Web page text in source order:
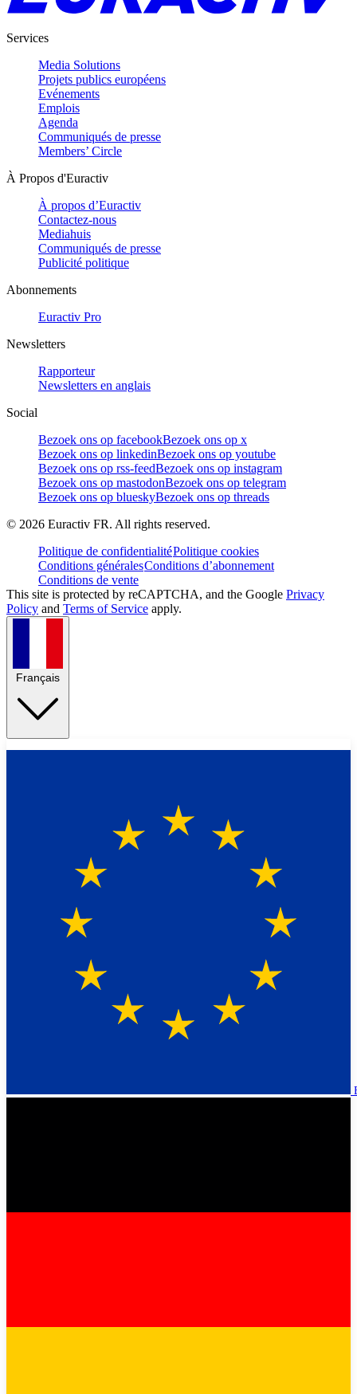
Services
Media Solutions
Projets publics européens
Evénements
Emplois
Agenda
Communiqués de presse
Members’ Circle
À Propos d'Euractiv
À propos d’Euractiv
Contactez-nous
Mediahuis
Communiqués de presse
Publicité politique
Abonnements
Euractiv Pro
Newsletters
Rapporteur
Newsletters en anglais
Social
Bezoek ons op facebookBezoek ons op x
Bezoek ons op linkedinBezoek ons op youtube
Bezoek ons op rss-feedBezoek ons op instagram
Bezoek ons op mastodonBezoek ons op telegram
Bezoek ons op blueskyBezoek ons op threads
© 2026 Euractiv FR. All rights reserved.
Politique de confidentialitéPolitique cookies
Conditions généralesConditions d’abonnement
Conditions de vente
This site is protected by reCAPTCHA, and the Google Privacy
Policy and Terms of Service apply.
Français